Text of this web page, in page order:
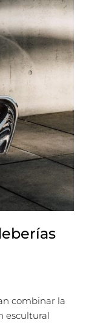
combinar la
escultural